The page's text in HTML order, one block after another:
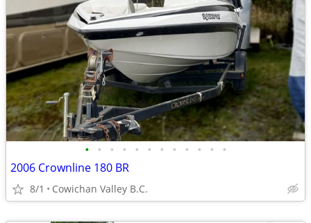
• • • • • • • • • • • •
2006 Crownline 180 BR
8/1 Cowichan Valley B.C.